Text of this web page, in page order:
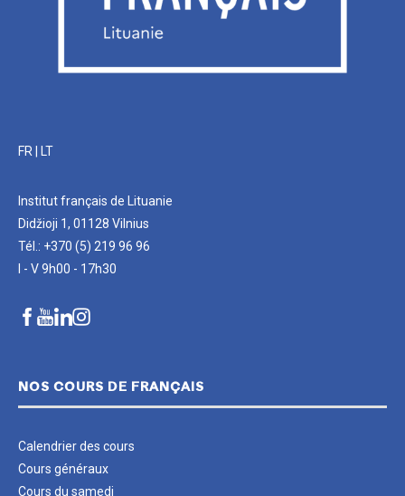
FR LT
Institut français de Lituanie
Didžioji 1, 01128 Vilnius
Tél.: +370 (5) 219 96 96
I - V 9h00 - 17h30
NOS COURS DE FRANÇAIS
Calendrier des cours
Cours généraux
Cours du samedi